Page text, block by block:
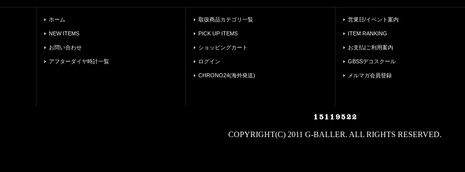
ホーム
NEW ITEMS
お問い合わせ
アフターダイヤ時計一覧
取扱商品カテゴリ一覧
PICK UP ITEMS
ショッピングカート
ログイン
CHRONO24(海外発送)
営業日/イベント案内
ITEM RANKING
お支払|ご利用案内
GBSSデコスクール
メルマガ会員登録
COPYRIGHT(C) 2011 G-BALLER. ALL RIGHTS RESERVED.